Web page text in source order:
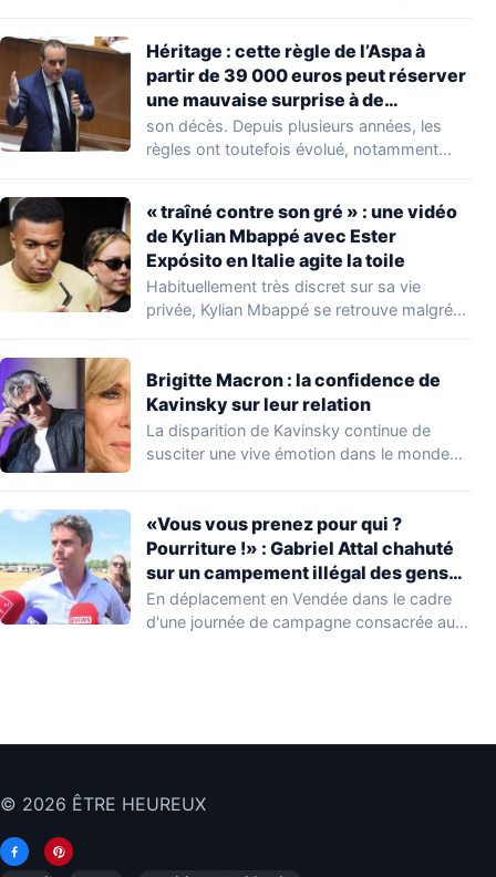
Héritage : cette règle de l’Aspa à
partir de 39 000 euros peut réserver
une mauvaise surprise à de
nombreuses familles
son décès. Depuis plusieurs années, les
règles ont toutefois évolué, notamment
« traîné contre son gré » : une vidéo
de Kylian Mbappé avec Ester
Expósito en Italie agite la toile
Habituellement très discret sur sa vie
privée, Kylian Mbappé se retrouve malgré
Brigitte Macron : la confidence de
Kavinsky sur leur relation
La disparition de Kavinsky continue de
susciter une vive émotion dans le monde
«Vous vous prenez pour qui ?
Pourriture !» : Gabriel Attal chahuté
sur un campement illégal des gens
du voyage
En déplacement en Vendée dans le cadre
d'une journée de campagne consacrée aux
© 2026 ÊTRE HEUREUX